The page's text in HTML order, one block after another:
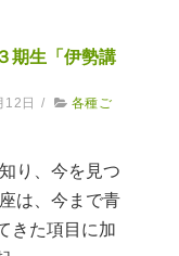
期生「伊勢講
12日 /
各種ご
り、今を見つ
は、今まで青
きた項目に加